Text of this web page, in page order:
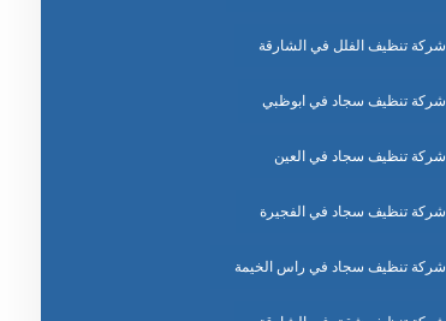
شركة تنظيف الفلل في الشارقة
شركة تنظيف سجاد في ابوظبي
شركة تنظيف سجاد في العين
شركة تنظيف سجاد في الفجيرة
شركة تنظيف سجاد في راس الخيمة